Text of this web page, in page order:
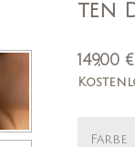
ten
149,00 €
Farbe